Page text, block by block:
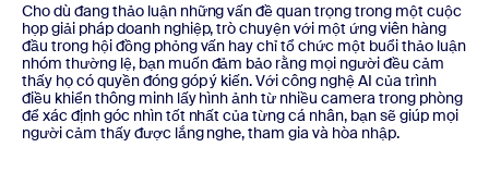
Cho dù đang thảo luận những vấn đề quan trọng trong một cuộc
họp giải pháp doanh nghiệp, trò chuyện với một ứng viên hàng
đầu trong hội đồng phỏng vấn hay chỉ tổ chức một buổi thảo luận
nhóm thường lệ, bạn muốn đảm bảo rằng mọi người đều cảm
thấy họ có quyền đóng góp ý kiến. Với công nghệ AI của trình
điều khiển thông minh lấy hình ảnh từ nhiều camera trong phòng
để xác định góc nhìn tốt nhất của từng cá nhân, bạn sẽ giúp mọi
người cảm thấy được lắng nghe, tham gia và hòa nhập.